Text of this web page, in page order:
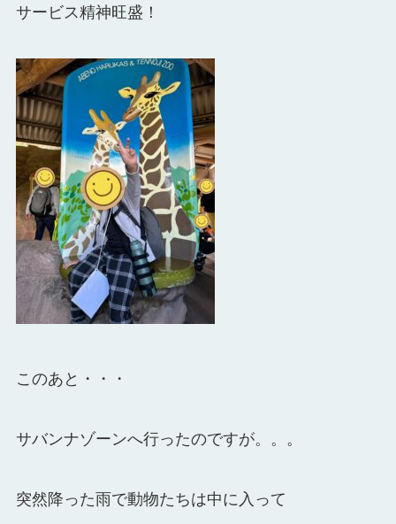
サービス精神旺盛！
このあと・・・
サバンナゾーンへ行ったのですが。。。
突然降った雨で動物たちは中に入って